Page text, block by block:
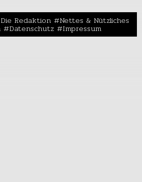
Die Redaktion Nettes & Nützliches
Datenschutz Impressum